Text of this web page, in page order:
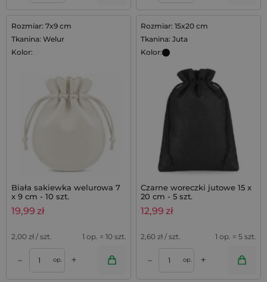
Rozmiar: 7x9 cm
Tkanina: Welur
Kolor:
Biała sakiewka welurowa 7
x 9 cm - 10 szt.
19,99 zł
2,00 zł / szt. 1 op. = 10 szt.
– op. +
Rozmiar: 15x20 cm
Tkanina: Juta
Kolor:
Czarne woreczki jutowe 15 x
20 cm - 5 szt.
12,99 zł
2,60 zł / szt. 1 op. = 5 szt.
– op. +